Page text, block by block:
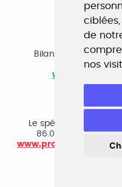
de
nos
Bilan de
recherche
Le spécialiste du
86.000 CV et
www.profilculture-